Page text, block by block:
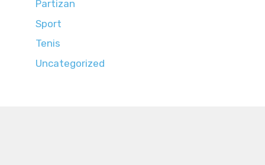
Partizan
Sport
Tenis
Uncategorized